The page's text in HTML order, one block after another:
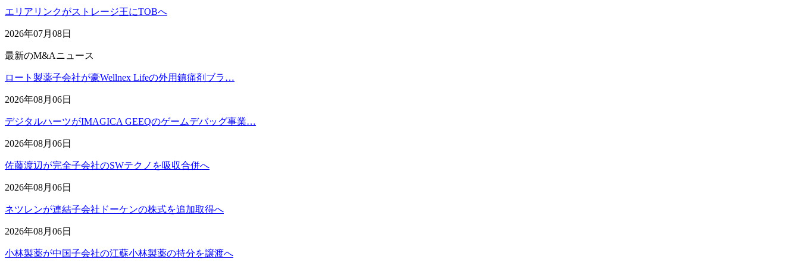
エリアリンクがストレージ王にTOBへ
2026年07月08日
最新のM&Aニュース
ロート製薬子会社が豪Wellnex Lifeの外用鎮痛剤ブラ…
2026年08月06日
デジタルハーツがIMAGICA GEEQのゲームデバッグ事業…
2026年08月06日
佐藤渡辺が完全子会社のSWテクノを吸収合併へ
2026年08月06日
ネツレンが連結子会社ドーケンの株式を追加取得へ
2026年08月06日
小林製薬が中国子会社の江蘇小林製薬の持分を譲渡へ